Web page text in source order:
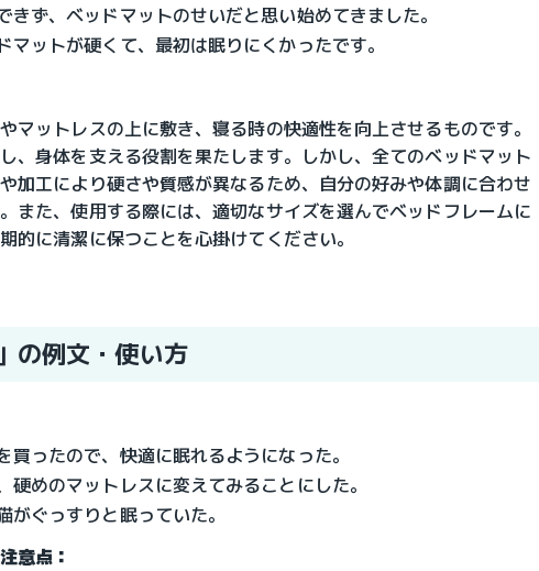
きず、ベッドマットのせいだと思い始めてきました。
マットが硬くて、最初は眠りにくかったです。
マットレスの上に敷き、寝る時の快適性を向上させるものです。
、身体を支える役割を果たします。しかし、全てのベッドマット
加工により硬さや質感が異なるため、自分の好みや体調に合わせ
また、使用する際には、適切なサイズを選んでベッドフレームに
的に清潔に保つことを心掛けてください。
の例文・使い方
買ったので、快適に眠れるようになった。
硬めのマットレスに変えてみることにした。
がぐっすりと眠っていた。
意点：